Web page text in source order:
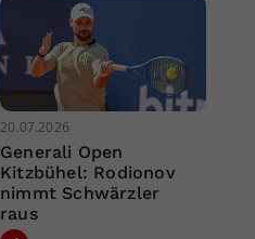
20.07.2026
Generali Open
Kitzbühel: Rodionov
nimmt Schwärzler
raus